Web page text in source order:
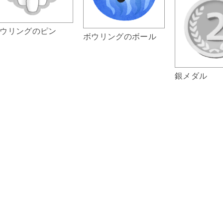
リングのピン ボウリングのボール
銀メダル